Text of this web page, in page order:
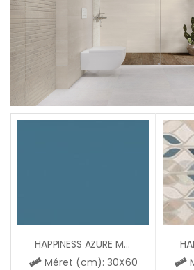
HAPPINESS AZURE MAT
Méret (cm): 30X60